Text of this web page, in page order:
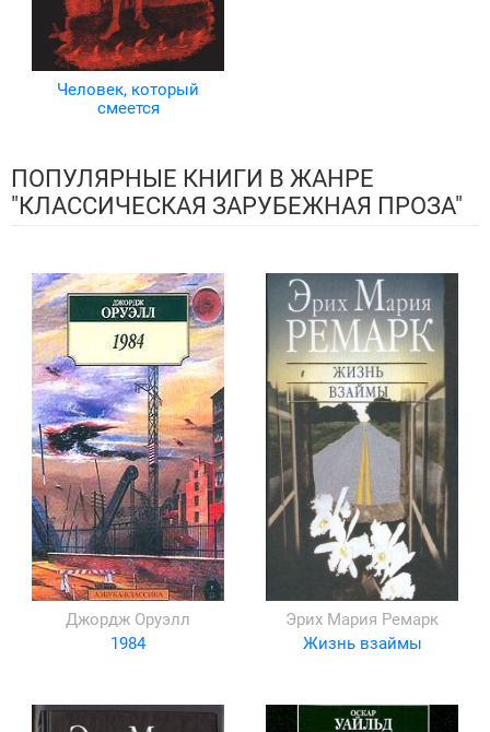
Человек, который
смеется
ПОПУЛЯРНЫЕ КНИГИ В ЖАНРЕ
"КЛАССИЧЕСКАЯ ЗАРУБЕЖНАЯ ПРОЗА"
Джордж Оруэлл
1984
Эрих Мария Ремарк
Жизнь взаймы